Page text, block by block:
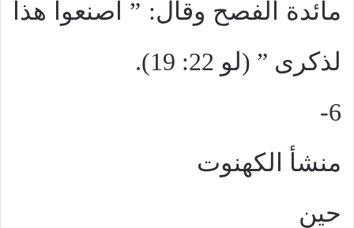
مائدة الفصح وقال: ” أصنعوا هذا
لذكرى ” (لو 22: 19).
6-
منشأ الكهنوت
حين